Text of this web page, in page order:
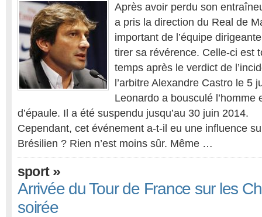
Après avoir perdu son
a pris la direction du Real de
important de l’équipe
tirer sa révérence. Celle-ci est
temps après le verdict de
l’arbitre Alexandre Castro le 5
Leonardo a bousculé l’homme
d’épaule. Il a été suspendu jusqu’au 30 juin 2014.
Cependant, cet événement a-t-il eu une influence
Brésilien ? Rien n’est moins sûr. Même …
sport»
Arrivée du Tour de France sur les
soirée